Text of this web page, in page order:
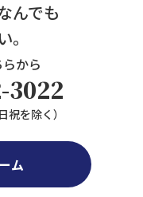
んでも
から
3022
を除く）
ム